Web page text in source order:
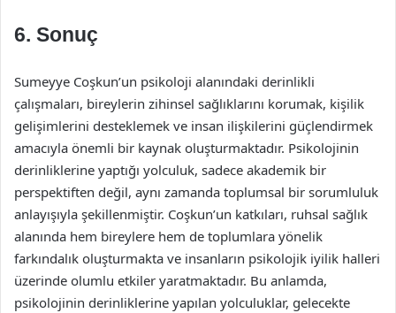
6. Sonuç
Sumeyye Coşkun’un psikoloji alanındaki derinlikli
çalışmaları, bireylerin zihinsel sağlıklarını korumak, kişilik
gelişimlerini desteklemek ve insan ilişkilerini güçlendirmek
amacıyla önemli bir kaynak oluşturmaktadır. Psikolojinin
derinliklerine yaptığı yolculuk, sadece akademik bir
perspektiften değil, aynı zamanda toplumsal bir sorumluluk
anlayışıyla şekillenmiştir. Coşkun’un katkıları, ruhsal sağlık
alanında hem bireylere hem de toplumlara yönelik
farkındalık oluşturmakta ve insanların psikolojik iyilik halleri
üzerinde olumlu etkiler yaratmaktadır. Bu anlamda,
psikolojinin derinliklerine yapılan yolculuklar, gelecekte